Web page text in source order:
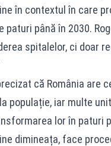
în contextul în care
paturi până în 2030.
spitalelor, ci doar
că România are
populație, iar multe
lor în paturi
dimineața, face